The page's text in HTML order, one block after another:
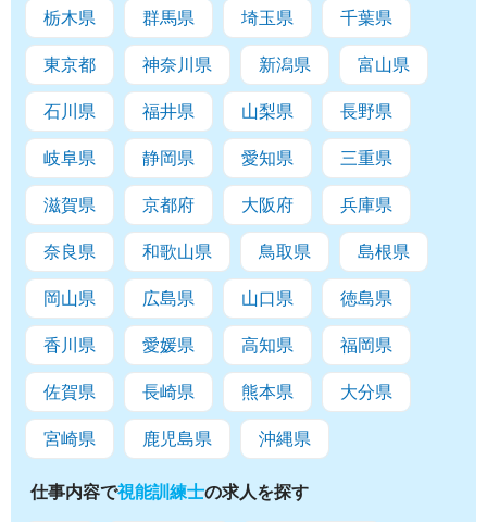
栃木県 群馬県 埼玉県 千葉県
東京都 神奈川県 新潟県 富山県
石川県 福井県 山梨県 長野県
岐阜県 静岡県 愛知県 三重県
滋賀県 京都府 大阪府 兵庫県
奈良県 和歌山県 鳥取県 島根県
岡山県 広島県 山口県 徳島県
香川県 愛媛県 高知県 福岡県
佐賀県 長崎県 熊本県 大分県
宮崎県 鹿児島県 沖縄県
仕事内容で視能訓練士の求人を探す